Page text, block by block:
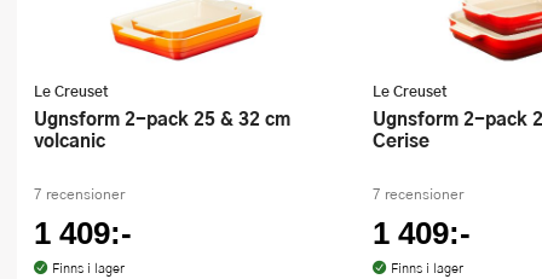
Le Creuset
Ugnsform 2-pack 25 & 32 cm
volcanic
7 recensioner
1 409:-
Finns i lager
Le Creuset
Ugnsform 2-pack 25 & 32 cm
Cerise
7 recensioner
1 409:-
Finns i lager